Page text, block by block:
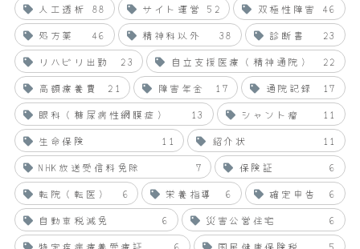
人工透析
88 サイト運営 52 双極性障害
46
処方薬
46 精神科以外 38 診断書
23
リハビリ出勤
23 自立支援医療（精神通院）
22
高額療養費
21 障害年金 17 通院記録
17
眼科（糖尿病性網膜症）
13 シャント瘤
11
生命保険
11 紹介状
11
NHK放送受信料免除
7 保険証
6
転院（転医）
6 栄養指導 6 確定申告
6
自動車税減免
6 災害公営住宅
6